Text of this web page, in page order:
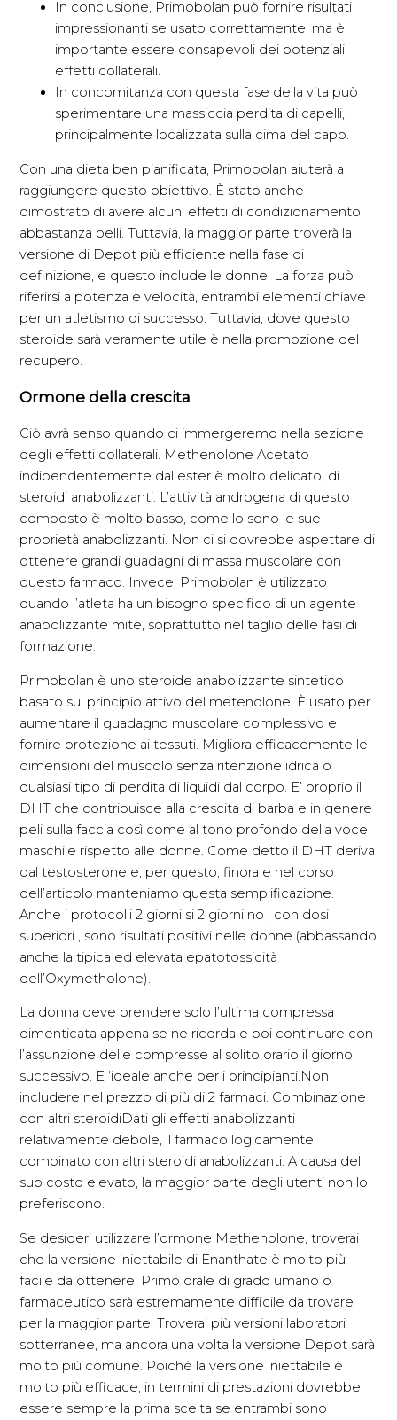
In conclusione, Primobolan può fornire risultati
impressionanti se usato correttamente, ma è
importante essere consapevoli dei potenziali
effetti collaterali.
In concomitanza con questa fase della vita può
sperimentare una massiccia perdita di capelli,
principalmente localizzata sulla cima del capo.
Con una dieta ben pianificata, Primobolan aiuterà a
raggiungere questo obiettivo. È stato anche
dimostrato di avere alcuni effetti di condizionamento
abbastanza belli. Tuttavia, la maggior parte troverà la
versione di Depot più efficiente nella fase di
definizione, e questo include le donne. La forza può
riferirsi a potenza e velocità, entrambi elementi chiave
per un atletismo di successo. Tuttavia, dove questo
steroide sarà veramente utile è nella promozione del
recupero.
Ormone della crescita
Ciò avrà senso quando ci immergeremo nella sezione
degli effetti collaterali. Methenolone Acetato
indipendentemente dal ester è molto delicato, di
steroidi anabolizzanti. L’attività androgena di questo
composto è molto basso, come lo sono le sue
proprietà anabolizzanti. Non ci si dovrebbe aspettare di
ottenere grandi guadagni di massa muscolare con
questo farmaco. Invece, Primobolan è utilizzato
quando l’atleta ha un bisogno specifico di un agente
anabolizzante mite, soprattutto nel taglio delle fasi di
formazione.
Primobolan è uno steroide anabolizzante sintetico
basato sul principio attivo del metenolone. È usato per
aumentare il guadagno muscolare complessivo e
fornire protezione ai tessuti. Migliora efficacemente le
dimensioni del muscolo senza ritenzione idrica o
qualsiasi tipo di perdita di liquidi dal corpo. E’ proprio il
DHT che contribuisce alla crescita di barba e in genere
peli sulla faccia così come al tono profondo della voce
maschile rispetto alle donne. Come detto il DHT deriva
dal testosterone e, per questo, finora e nel corso
dell’articolo manteniamo questa semplificazione.
Anche i protocolli 2 giorni si 2 giorni no , con dosi
superiori , sono risultati positivi nelle donne (abbassando
anche la tipica ed elevata epatotossicità
dell’Oxymetholone).
La donna deve prendere solo l’ultima compressa
dimenticata appena se ne ricorda e poi continuare con
l’assunzione delle compresse al solito orario il giorno
successivo. E ‘ideale anche per i principianti.Non
includere nel prezzo di più di 2 farmaci. Combinazione
con altri steroidiDati gli effetti anabolizzanti
relativamente debole, il farmaco logicamente
combinato con altri steroidi anabolizzanti. A causa del
suo costo elevato, la maggior parte degli utenti non lo
preferiscono.
Se desideri utilizzare l’ormone Methenolone, troverai
che la versione iniettabile di Enanthate è molto più
facile da ottenere. Primo orale di grado umano o
farmaceutico sarà estremamente difficile da trovare
per la maggior parte. Troverai più versioni laboratori
sotterranee, ma ancora una volta la versione Depot sarà
molto più comune. Poiché la versione iniettabile è
molto più efficace, in termini di prestazioni dovrebbe
essere sempre la prima scelta se entrambi sono